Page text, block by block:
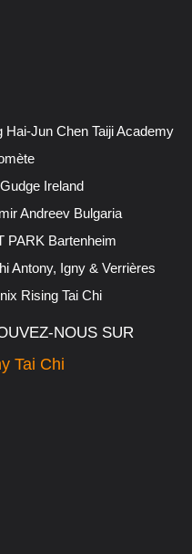
Hai-Jun Chen Taiji Academy
Ireland
Andreev Bulgaria
PARK Bartenheim
Antony, Igny & Verrières
Rising Tai Chi
NOUS SUR
Tai Chi